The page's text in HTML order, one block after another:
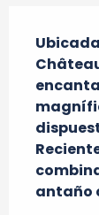
antaño